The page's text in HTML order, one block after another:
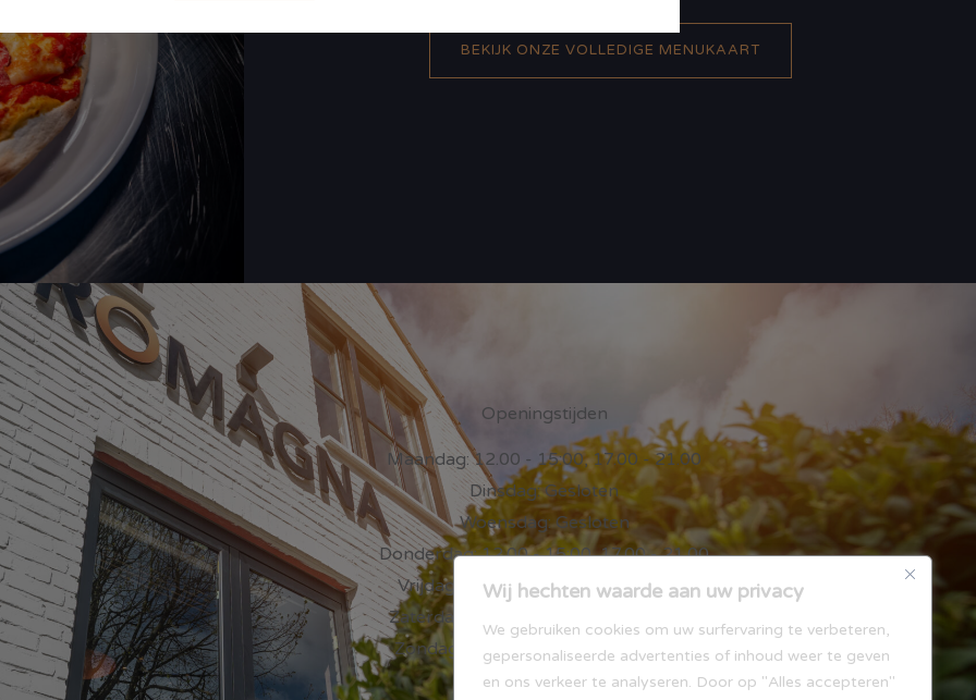
Wij hechten waarde aan uw privacy
We gebruiken cookies om uw surfervaring te verbeteren,
gepersonaliseerde advertenties of inhoud weer te geven
en ons verkeer te analyseren. Door op "Alles accepteren"
BEKIJK ONZE VOLLEDIGE MENUKAART
Openingstijden
Maandag: 12.00 - 15:00, 17.00 - 21.00
Dinsdag: Gesloten
Woensdag: Gesloten
Donderdag: 12.00 - 15:00, 17.00 - 21.00
Vrijdag: 12.00 - 15:00, 17.00 - 21.00
Zaterdag: 12.00 - 15:00, 17.00 - 21.00
Zondag: 12.00 - 15:00, 17.00 - 21.00